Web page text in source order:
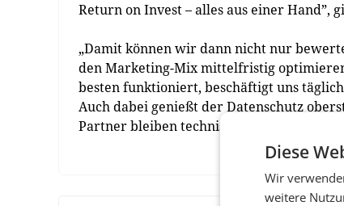
Return on Invest – alles aus einer
„Damit können wir dann nicht nur
den Marketing-Mix mittelfristig
besten funktioniert, beschäftigt uns
Auch dabei genießt der Datenschutz
Partner bleiben technisch immer
Diese
Wir
weitere